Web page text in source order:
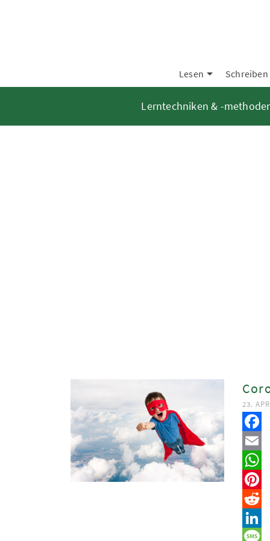
Lesen Schreiben
Lerntechniken & -
23.
Email
Reddit